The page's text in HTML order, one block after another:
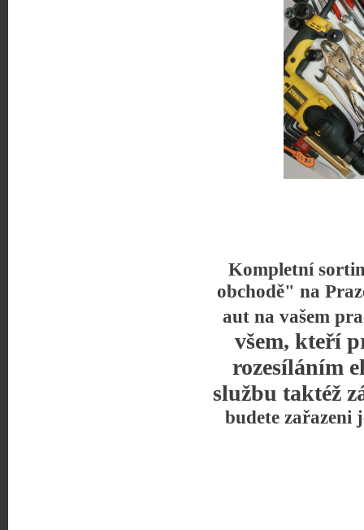
Kompletní
obchodě" na
aut na vašem
všem, kteří
rozesíláním
službu taktéž
budete zařazeni